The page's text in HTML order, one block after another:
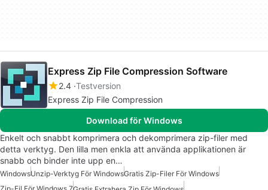
Express Zip File Compression Software
2.4 Testversion
Express Zip File Compression
Download för Windows
Enkelt och snabbt komprimera och dekomprimera zip-filer med
detta verktyg. Den lilla men enkla att använda applikationen är
snabb och binder inte upp en…
WindowsUnzip-Verktyg För WindowsGratis Zip-Filer För Windows